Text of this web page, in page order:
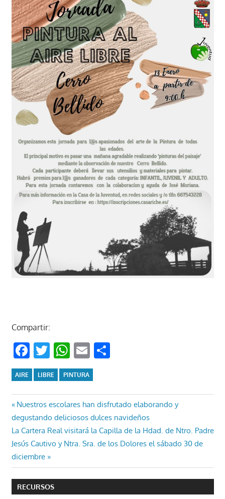
Compartir:
Facebook
Twitter
WhatsApp
EmailCompartir
AIRE LIBRE PINTURA
Navegación
de
entradas
Entrada
anterior:
Nuestros escolares han disfrutado elaborando y
degustando deliciosos dulces navideños
Entrada
siguiente:
La Cartera Real visitará la Capilla de la Hdad. de Ntro. Padre
Jesús Cautivo y Ntra. Sra. de los Dolores el sábado 30 de
diciembre
RECURSOS